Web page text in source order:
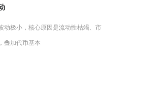
动极小，核心原因是流动性枯竭、市
叠加代币基本